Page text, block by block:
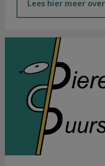
Lees hier meer over
Nieuwsbrief november 2023